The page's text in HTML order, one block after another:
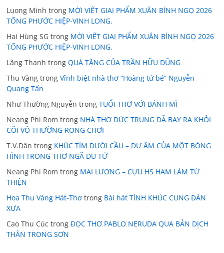
Luong Minh trong MỜI VIẾT GIAI PHẨM XUÂN BÍNH NGỌ 2026
TỐNG PHƯỚC HIỆP-VINH LONG.
Hai Hùng SG trong MỜI VIẾT GIAI PHẨM XUÂN BÍNH NGỌ 2026
TỐNG PHƯỚC HIỆP-VINH LONG.
Lãng Thanh trongQUÀ TẶNG CỦA TRẦN HỮU DŨNG
Thu Vàng trongVĩnh biệt nhà thơ “Hoàng tử bé” Nguyễn
Quang Tấn
Như Thường Nguyễn trongTUỔI THƠ VỚI BÁNH MÌ
Neang Phi Rom trong NHÀ THƠ ĐỨC TRUNG ĐÃ BAY RA KHỎI
CÕI VÔ THƯỜNG RONG CHƠI
T.V.Dân trong KHÚC TÍM DƯỚI CẦU – DƯ ÂM CỦA MỘT BÓNG
HÌNH TRONG THƠ NGÃ DU TỬ
Neang Phi Rom trong MAI LƯƠNG – CỰU HS HAM LÀM TỪ
THIỆN
Hoa Thu Vàng Hát-Thơ trong Bài hát TÌNH KHÚC CUNG ĐÀN
XƯA
Cao Thu Cúc trongĐỌC THƠ PABLO NERUDA QUA BẢN DỊCH
THÂN TRONG SƠN